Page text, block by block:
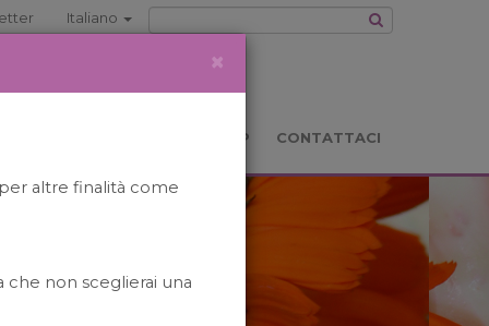
Italiano
BOOKSHOP CONTATTACI
×
altre finalità come
che non sceglierai una